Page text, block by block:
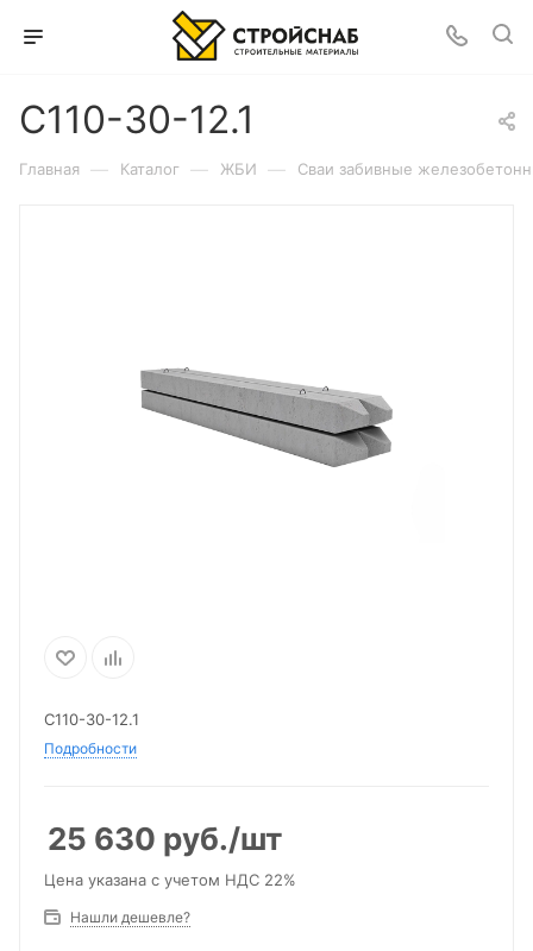
С110-30-12.1
Главная — Каталог — ЖБИ — Сваи забивные
С110-30-12.1
Подробности
25 630 руб./шт
Цена указана с учетом НДС 22%
Нашли дешевле?